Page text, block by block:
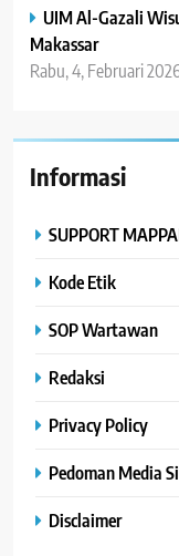
UIM Al-Gazali
Makassar
Rabu, 4, Februari
Informasi
SUPPORT
Kode Etik
SOP Wartawan
Redaksi
Privacy Policy
Pedoman Media
Disclaimer